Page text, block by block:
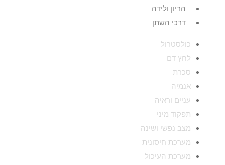
הריון ולידה
דרכי השתן
כולסטרול
לחץ דם
סכרת
אנמיה
עניים וראיה
תפקוד מיני
מצב נפשי ושינה
מערכת חיסונית
מערכת העיכול